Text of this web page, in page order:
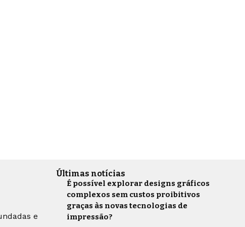
e
Últimas notícias
É possível explorar designs gráficos
complexos sem custos proibitivos
graças às novas tecnologias de
impressão?